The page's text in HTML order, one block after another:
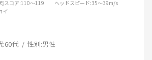
スコア:110～119 ヘッドスピード:35～39m/s
イ
:60代 性別:男性